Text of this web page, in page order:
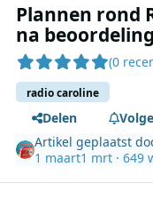
Plannen rond
na
(0
radio caroline
Delen
Artikel geplaatst
1 maart1 mrt · 649